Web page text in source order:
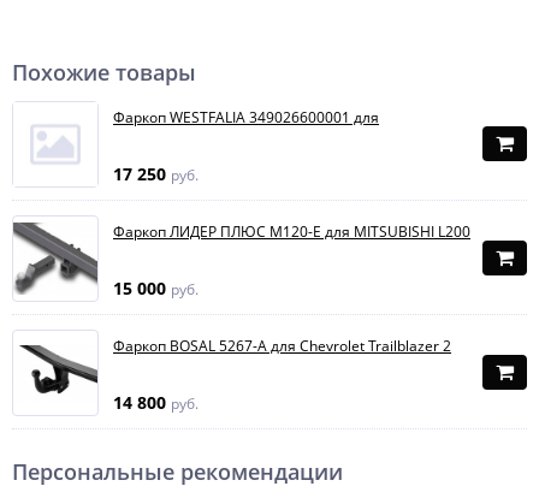
Похожие товары
Фаркоп WESTFALIA 349026600001 для
17 250 руб.
Фаркоп ЛИДЕР ПЛЮС M120-E для MITSUBISHI L200
15 000 руб.
Фаркоп BOSAL 5267-A для Chevrolet Trailblazer 2
14 800 руб.
Персональные рекомендации